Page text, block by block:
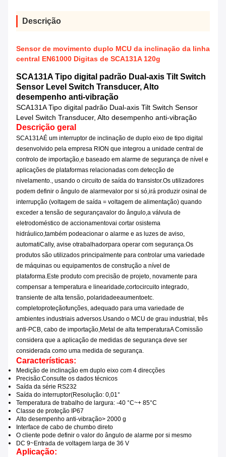
Descrição
Sensor de movimento duplo MCU da inclinação da linha
central EN61000 Digitas de SCA131A 120g
SCA131A Tipo digital padrão Dual-axis Tilt Switch
Sensor Level Switch Transducer, Alto
desempenho anti-vibração
SCA131A Tipo digital padrão Dual-axis Tilt Switch Sensor
Level Switch Transducer, Alto desempenho anti-vibração
Descrição geral
SCA131AÉ um interruptor de inclinação de duplo eixo de tipo digital
desenvolvido pela empresa RION que integrou a unidade central de
controlo de importação,e baseado em alarme de segurança de nível e
aplicações de plataformas relacionadas com detecção de
nivelamento., usando o circuito de saída do transistor.Os utilizadores
podem definir o ângulo de alarmevalor por si só,irá produzir osinal de
interrupção (voltagem de saída = voltagem de alimentação) quando
exceder a tensão de segurançavalor do ângulo,a válvula de
eletrodoméstico de accionamentovai cortar osistema
hidráulico,também podeacionar o alarme e as luzes de aviso,
automatiCally, avise otrabalhadorpara operar com segurança.Os
produtos são utilizados principalmente para controlar uma variedade
de máquinas ou equipamentos de construção a nível de
plataforma.Este produto com precisão de projeto, novamente para
compensar a temperatura e linearidade,cortocircuito integrado,
transiente de alta tensão, polaridadeeaumentoetc.
completoproteçãofunções, adequado para uma variedade de
ambientes industriais adversos.Usando o MCU de grau industrial, três
anti-PCB, cabo de importação,Metal de alta temperaturaA Comissão
considera que a aplicação de medidas de segurança deve ser
considerada como uma medida de segurança.
Características:
Medição de inclinação em duplo eixo com 4 direcções
Precisão:Consulte os dados técnicos
Saída da série RS232
Saída do interruptor(Resolução: 0,01°
Temperatura de trabalho de largura: -40 °C~+ 85°C
Classe de proteção IP67
Alto desempenho anti-vibração> 2000 g
Interface de cabo de chumbo direto
O cliente pode definir o valor do ângulo de alarme por si mesmo
DC 9~Entrada de voltagem larga de 36 V
Aplicação: